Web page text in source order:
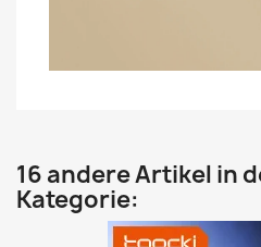
16 andere Artikel in
Kategorie: